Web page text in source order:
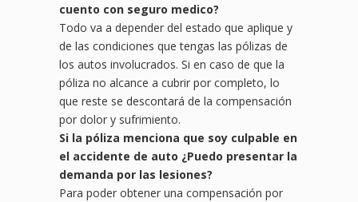
cuento con seguro medico?
Todo va a depender del estado que aplique y
de las condiciones que tengas las pólizas de
los autos involucrados. Si en caso de que la
póliza no alcance a cubrir por completo, lo
que reste se descontará de la compensación
por dolor y sufrimiento.
Si la póliza menciona que soy culpable en
el accidente de auto ¿Puedo presentar la
demanda por las lesiones?
Para poder obtener una compensación por